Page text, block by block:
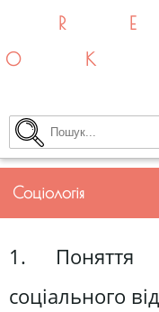
Соціологія
1. Поняття
соціального